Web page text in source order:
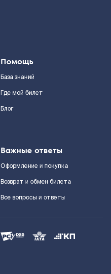
Помощь
База знаний
Где мой билет
Блог
Важные ответы
Оформление и покупка
Возврат и обмен билета
Все вопросы и ответы